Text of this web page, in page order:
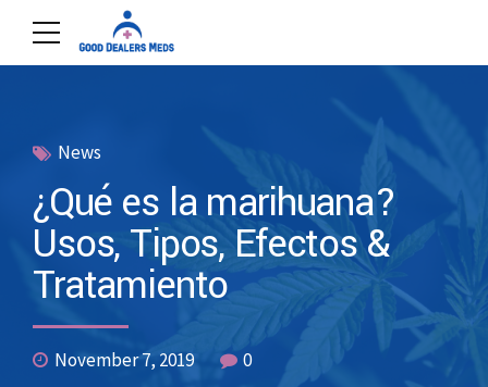
News
¿Qué es la marihuana?
Usos, Tipos, Efectos &
Tratamiento
November 7, 2019 0